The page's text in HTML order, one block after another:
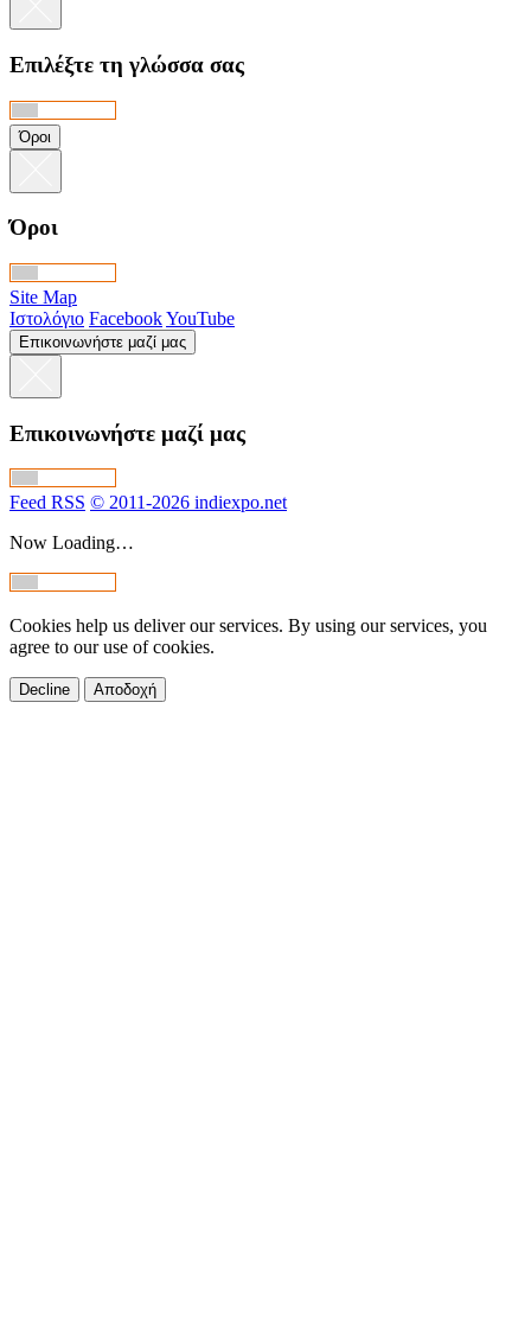
Επιλέξτε τη γλώσσα σας
Όροι
Όροι
Site Map
Ιστολόγιο FacebookYouTube
Επικοινωνήστε μαζί μας
Επικοινωνήστε μαζί μας
Feed RSS © 2011-2026 indiexpo.net
Now Loading…
Cookies help us deliver our services. By using our services, you
agree to our use of cookies.
Decline Αποδοχή